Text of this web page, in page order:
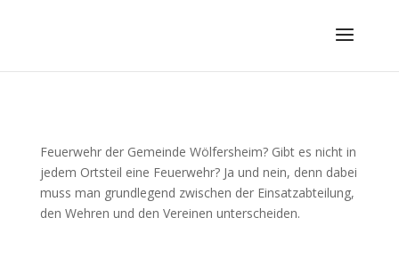
Feuerwehr der Gemeinde Wölfersheim? Gibt es nicht in
jedem Ortsteil eine Feuerwehr? Ja und nein, denn dabei
muss man grundlegend zwischen der Einsatzabteilung,
den Wehren und den Vereinen unterscheiden.